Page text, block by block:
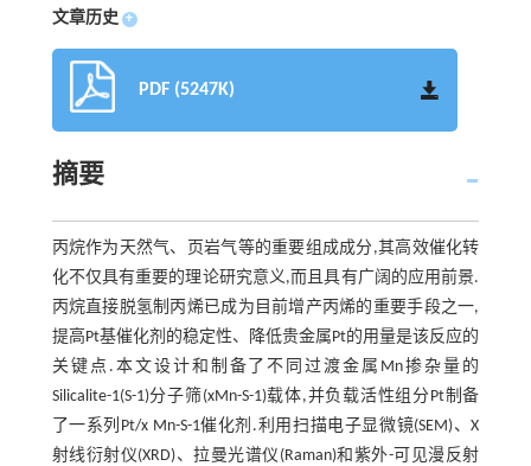
文章历史 +
PDF (5247K)
摘要
丙烷作为天然气、页岩气等的重要组成成分,其高效催化转
化不仅具有重要的理论研究意义,而且具有广阔的应用前景.
丙烷直接脱氢制丙烯已成为目前增产丙烯的重要手段之一,
提高Pt基催化剂的稳定性、降低贵金属Pt的用量是该反应的
关键点.本文设计和制备了不同过渡金属Mn掺杂量的
Silicalite-1(S-1)分子筛(xMn-S-1)载体,并负载活性组分Pt制备
了一系列Pt/x Mn-S-1催化剂.利用扫描电子显微镜(SEM)、X
射线衍射仪(XRD)、拉曼光谱仪(Raman)和紫外-可见漫反射